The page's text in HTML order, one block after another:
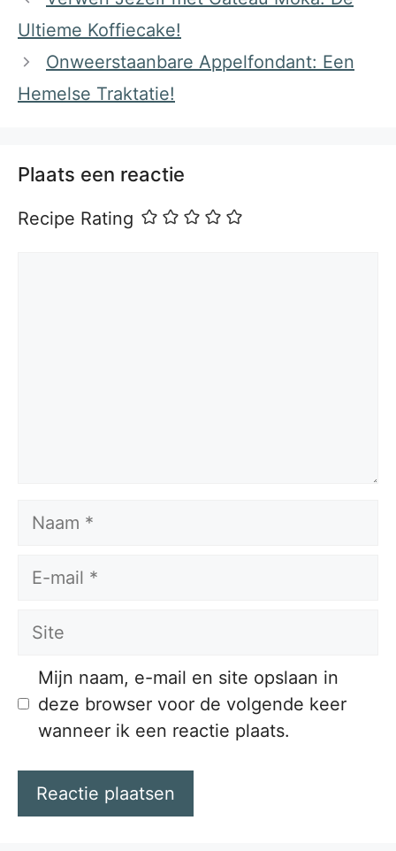
Ultieme Koffiecake!
Onweerstaanbare Appelfondant: Een
Hemelse Traktatie!
Plaats een reactie
Recipe Rating
Naam
E-
Site
Mijn naam, e-mail en site opslaan in
deze browser voor de volgende keer
wanneer ik een reactie plaats.